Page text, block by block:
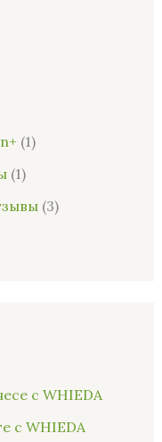
(1)
(1)
(3)
с WHIEDA
с WHIEDA